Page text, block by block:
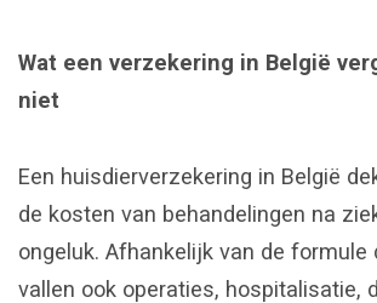
Wat een verzekering in België
niet
Een huisdierverzekering in België
de kosten van behandelingen na
ongeluk. Afhankelijk van de formule
vallen ook operaties, hospitalisatie,